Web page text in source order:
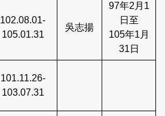
102.08.01-
105.01.31
吳志揚
97年2月1
日至
105年1月
31日
101.11.26-
103.07.31